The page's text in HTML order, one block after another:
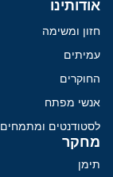
אודותינו
חזון ומשימה
עמיתים
החוקרים
אנשי מפתח
לסטודנטים ומתמחים
מחקר
תימן